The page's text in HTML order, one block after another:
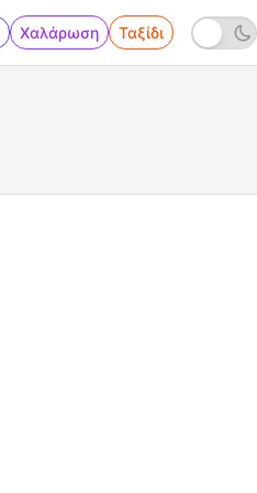
Χαλάρωση Ταξίδι